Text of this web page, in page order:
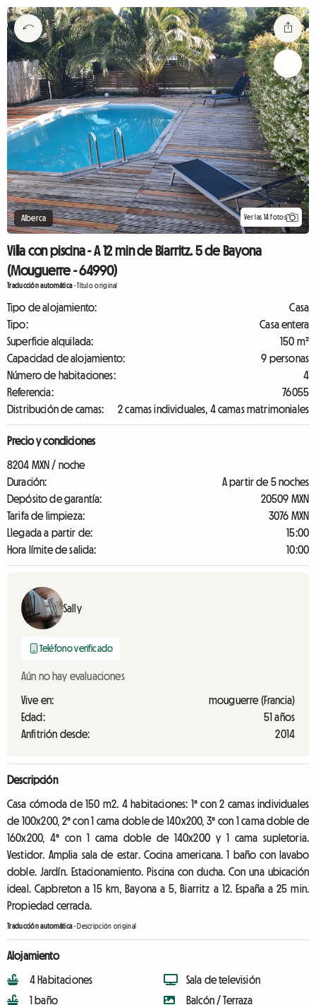
Alberca Ver las 14 fotos
Villa con piscina - A 12 min de Biarritz. 5 de Bayona
(Mouguerre - 64990)
Traducción automática-Título original
Tipo de alojamiento:
Casa
Tipo:
Casa entera
Superficie alquilada:
150 m²
Capacidad de alojamiento:
9 personas
Número de habitaciones:
4
Referencia:
76055
Distribución de camas:
2 camas individuales, 4 camas matrimoniales
Precio y condiciones
8204 MXN / noche
Duración:
A partir de 5 noches
Depósito de garantía:
20509 MXN
Tarifa de limpieza:
3076 MXN
Llegada a partir de:
15:00
Hora límite de salida:
10:00
Sally
Teléfono verificado
Aún no hay evaluaciones
Vive en:
mouguerre (Francia)
Edad:
51 años
Anfitrión desde:
2014
Descripción
Casa cómoda de 150 m2. 4 habitaciones: 1ª con 2 camas individuales
de 100x200, 2ª con 1 cama doble de 140x200, 3ª con 1 cama doble de
160x200, 4ª con 1 cama doble de 140x200 y 1 cama supletoria.
Vestidor. Amplia sala de estar. Cocina americana. 1 baño con lavabo
doble. Jardín. Estacionamiento. Piscina con ducha. Con una ubicación
ideal. Capbreton a 15 km, Bayona a 5, Biarritz a 12. España a 25 min.
Propiedad cerrada.
Traducción automática-Descripción original
Alojamiento
4 Habitaciones
1 baño
Sala de televisión
Balcón / Terraza